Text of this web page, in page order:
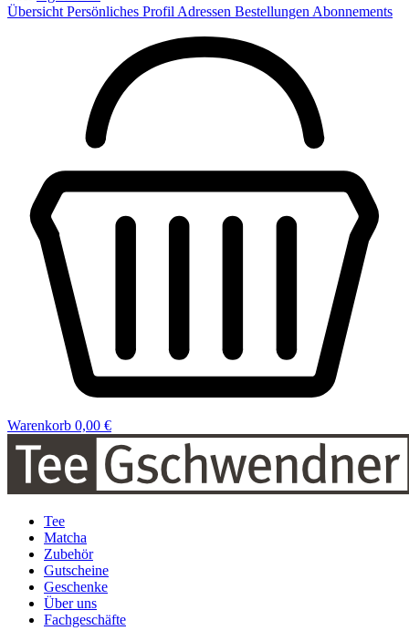
Übersicht Persönliches Profil Adressen Bestellungen Abonnements
Warenkorb 0,00 €
Tee
Matcha
Zubehör
Gutscheine
Geschenke
Über uns
Fachgeschäfte